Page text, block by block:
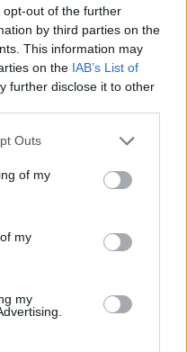
out of the further
by third parties on the
This information may
on the IAB’s List of
further disclose it to other
one or more Google
You may click to
its third-party tags to
in below Google
Outs
of my
my
my